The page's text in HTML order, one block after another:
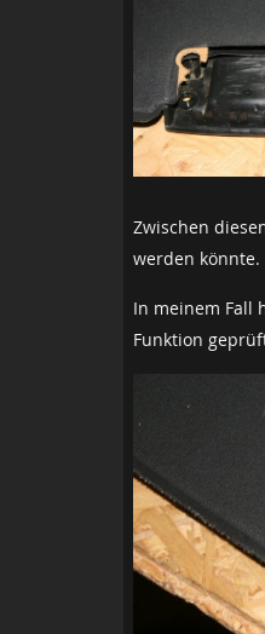
Zwischen
werden könnte.
In meinem Fall
Funktion